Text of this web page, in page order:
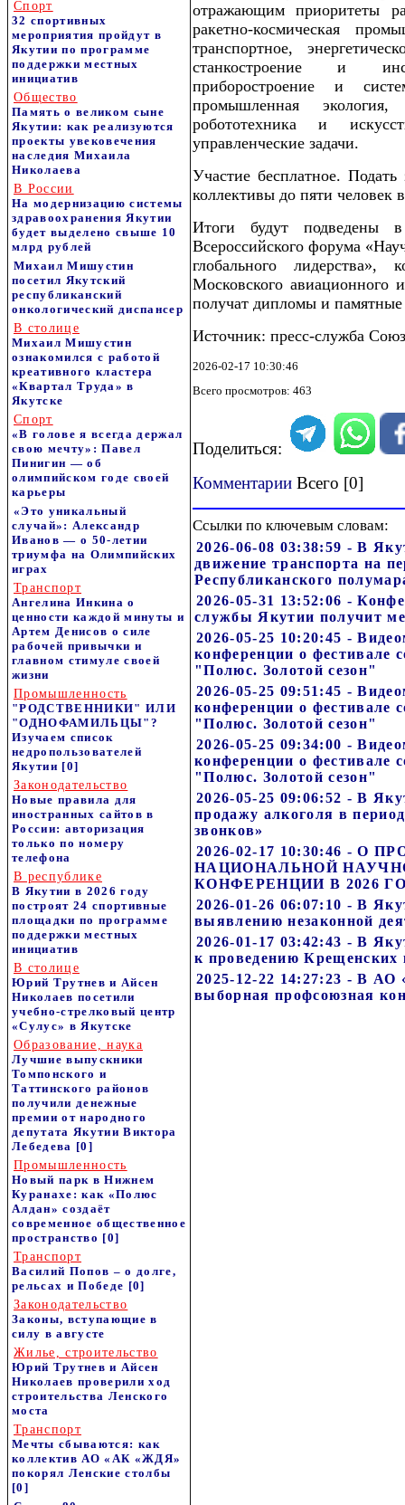
Спорт
32 спортивных
мероприятия пройдут в
Якутии по программе
поддержки местных
инициатив
Общество
Память о великом сыне
Якутии: как реализуются
проекты увековечения
наследия Михаила
Николаева
В России
На модернизацию системы
здравоохранения Якутии
будет выделено свыше 10
млрд рублей
Михаил Мишустин
посетил Якутский
республиканский
онкологический диспансер
В столице
Михаил Мишустин
ознакомился с работой
креативного кластера
«Квартал Труда» в
Якутске
Спорт
«В голове я всегда держал
свою мечту»: Павел
Пинигин — об
олимпийском годе своей
карьеры
«Это уникальный
случай»: Александр
Иванов — о 50-летии
триумфа на Олимпийских
играх
Транспорт
Ангелина Инкина о
ценности каждой минуты и
Артем Денисов о силе
рабочей привычки и
главном стимуле своей
жизни
Промышленность
"РОДСТВЕННИКИ" ИЛИ
"ОДНОФАМИЛЬЦЫ"?
Изучаем список
недропользователей
Якутии [0]
Законодательство
Новые правила для
иностранных сайтов в
России: авторизация
только по номеру
телефона
В республике
В Якутии в 2026 году
построят 24 спортивные
площадки по программе
поддержки местных
инициатив
В столице
Юрий Трутнев и Айсен
Николаев посетили
учебно-стрелковый центр
«Сулус» в Якутске
Образование, наука
Лучшие выпускники
Томпонского и
Таттинского районов
получили денежные
премии от народного
депутата Якутии Виктора
Лебедева [0]
Промышленность
Новый парк в Нижнем
Куранахе: как «Полюс
Алдан» создаёт
современное общественное
пространство [0]
Транспорт
Василий Попов – о долге,
рельсах и Победе [0]
Законодательство
Законы, вступающие в
силу в августе
Жилье, строительство
Юрий Трутнев и Айсен
Николаев проверили ход
строительства Ленского
моста
Транспорт
Мечты сбываются: как
коллектив АО «АК «ЖДЯ»
покорял Ленские столбы
[0]
отражающим приоритеты
ракетно-космическая
транспортное,
станкостроение и
приборостроение и
промышленная
робототехника и
управленческие задачи.
Участие бесплатное.
коллективы до пяти человек
Итоги будут подведены
Всероссийского форума
глобального
Московского авиационного
получат дипломы и памятные
Источник: пресс-служба
2026-02-17 10:30:46
Всего просмотров: 463
Поделиться:
Комментарии Всего [0]
Ссылки по ключевым словам:
2026-06-08 03:38:59 - В
движение транспорта на
Республиканского
2026-05-31 13:52:06 -
службы Якутии получит
2026-05-25 10:20:45 -
конференции о фестивале
"Полюс. Золотой сезон"
2026-05-25 09:51:45 -
конференции о фестивале
"Полюс. Золотой сезон"
2026-05-25 09:34:00 -
конференции о фестивале
"Полюс. Золотой сезон"
2026-05-25 09:06:52 - В
продажу алкоголя в
звонков»
2026-02-17 10:30:46 - О
НАЦИОНАЛЬНОЙ
КОНФЕРЕНЦИИ В 2026
2026-01-26 06:07:10 - В
выявлению незаконной
2026-01-17 03:42:43 - В
к проведению Крещенских
2025-12-22 14:27:23 - В
выборная профсоюзная